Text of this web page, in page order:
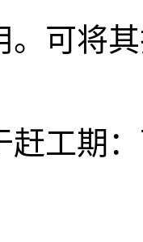
。可将
赶工期